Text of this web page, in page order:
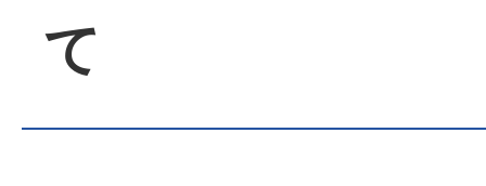
て